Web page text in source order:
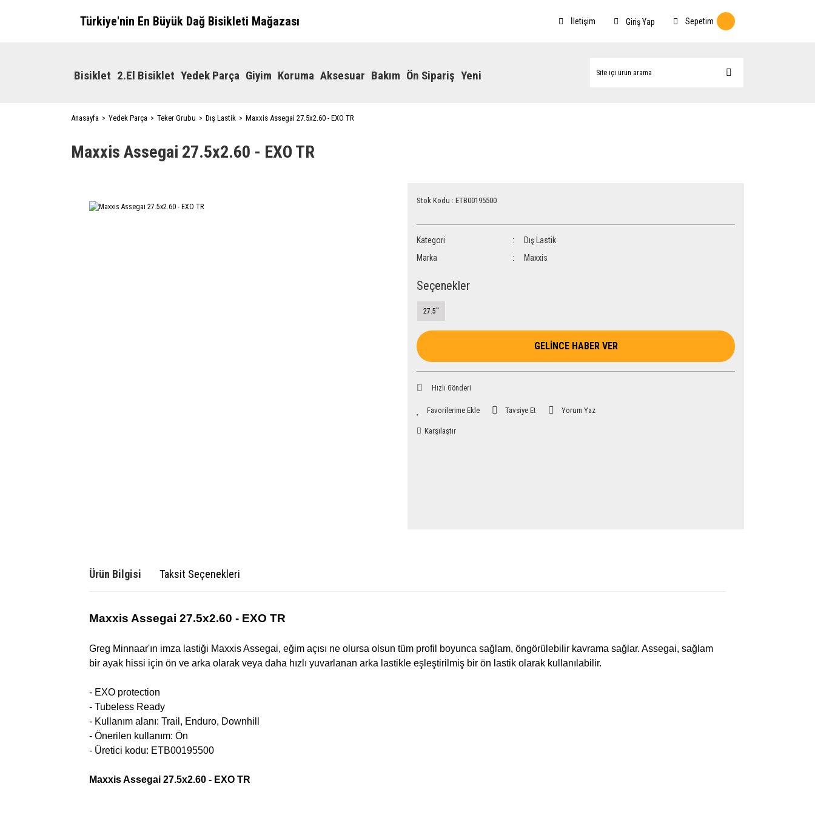
Türkiye'nin En Büyük Dağ Bisikleti Mağazası İletişim Giriş Yap Sepetim
Bisiklet 2.El Bisiklet Yedek Parça Giyim Koruma Aksesuar Bakım Ön Sipariş Yeni
Anasayfa Yedek Parça Teker Grubu Dış Lastik Maxxis Assegai 27.5x2.60 - EXO TR
Maxxis Assegai 27.5x2.60 - EXO TR
Stok Kodu : ETB00195500
Kategori
Dış Lastik
Marka
Maxxis
Seçenekler
27.5''
GELİNCE HABER VER
Hızlı Gönderi
Tavsiye Et Yorum Yaz
Karşılaştır
Ürün Bilgisi Taksit Seçenekleri
Maxxis Assegai 27.5x2.60 - EXO TR
Greg Minnaar'ın imza lastiği Maxxis Assegai, eğim açısı ne olursa olsun tüm profil boyunca sağlam, öngörülebilir kavrama sağlar. Assegai, sağlam
bir ayak hissi için ön ve arka olarak veya daha hızlı yuvarlanan arka lastikle eşleştirilmiş bir ön lastik olarak kullanılabilir.
- EXO protection
- Tubeless Ready
- Kullanım alanı: Trail, Enduro, Downhill
- Önerilen kullanım: Ön
- Üretici kodu: ETB00195500
Maxxis Assegai 27.5x2.60 - EXO TR